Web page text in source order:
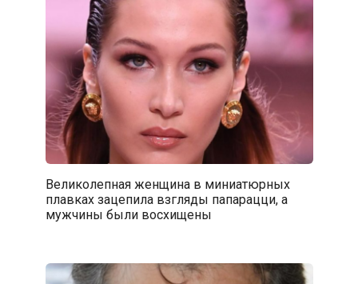
Великолепная женщина в миниатюрных
плавках зацепила взгляды папарацци, а
мужчины были восхищены